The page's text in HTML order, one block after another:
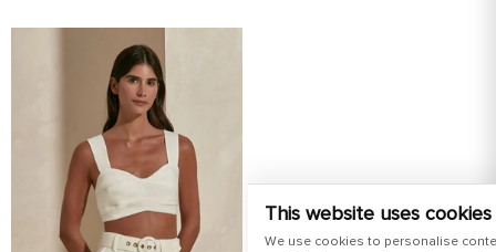
This website uses cookies
We use cookies to personalise